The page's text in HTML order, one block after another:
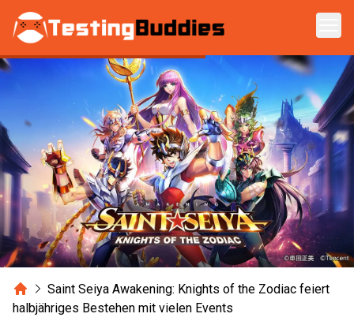
Zum Hauptinhalt springen
HomeSaint Seiya Awakening: Knights of the Zodiac feiert
halbjähriges Bestehen mit vielen Events